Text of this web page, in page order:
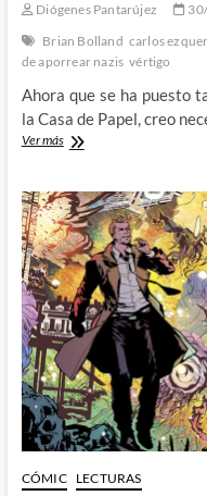
Diógenes Pantarújez
Brian Bolland carlos
de aporrear nazis vértigo
Ahora que se ha puesto
la Casa de Papel, creo
Ver másEl
Hitler
y
la
Brigada
de
Fusileros:
La
semana
aporrear
nazis
CÓMIC LECTURAS